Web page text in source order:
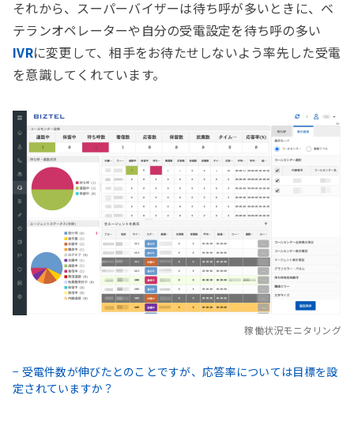
それから、スーパーバイザーは待ち呼が多いときに、ベ
テランオペレーターや自分の受電設定を待ち呼の多い
IVRに変更して、相手をお待たせしないよう率先した受電
を意識してくれています。
稼働状況モニタリング
− 受電件数が伸びたとのことですが、応答率については目標を設
定されていますか？